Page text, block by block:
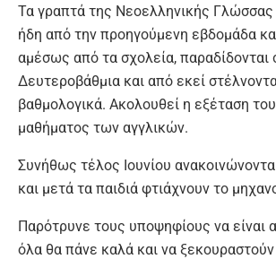
Τα γραπτά της Νεοελληνικής Γλώσσας
ήδη από την προηγούμενη εβδομάδα
αμέσως από τα σχολεία, παραδίδονται
Δευτεροβάθμια και από εκεί
βαθμολογικά. Ακολουθεί η εξέταση του
μαθήματος των αγγλικών.
Συνήθως τέλος Ιουνίου
και μετά τα παιδιά φτιάχνουν το
Παρότρυνε τους υποψηφίους να είναι
όλα θα πάνε καλά και να